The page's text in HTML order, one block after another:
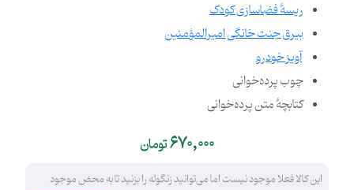
ریسهٔ فضاسازی کودک
بیرق جنت خانگی امیرالمؤمنین
آویز خودرو
چوب پرده‌خوانی
کتابچهٔ متن پرده‌خوانی
670,000تومان
این کالا فعلا موجود نیست اما می‌توانید زنگوله را بزنید تا به محض موجود